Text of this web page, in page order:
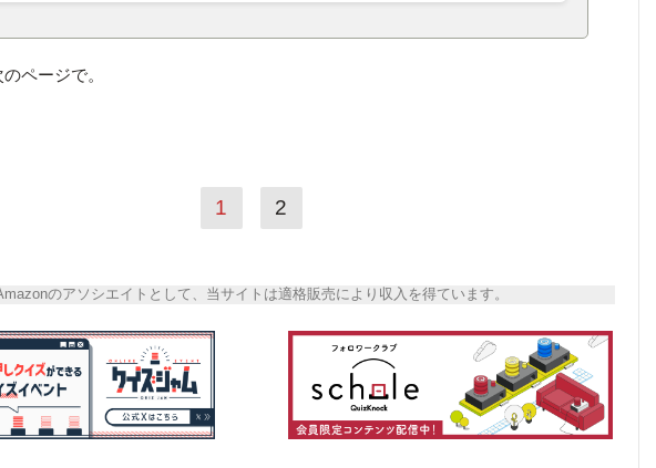
ページで。
1 2
のアソシエイトとして、当サイトは適格販売により収入を得ています。